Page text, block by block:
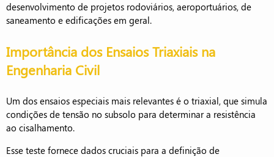
desenvolvimento de projetos rodoviários, aeroportuários, de
saneamento e edificações em geral.
Importância dos Ensaios Triaxiais na
Engenharia Civil
Um dos ensaios especiais mais relevantes é o triaxial, que simula
condições de tensão no subsolo para determinar a resistência
ao cisalhamento.
Esse teste fornece dados cruciais para a definição de